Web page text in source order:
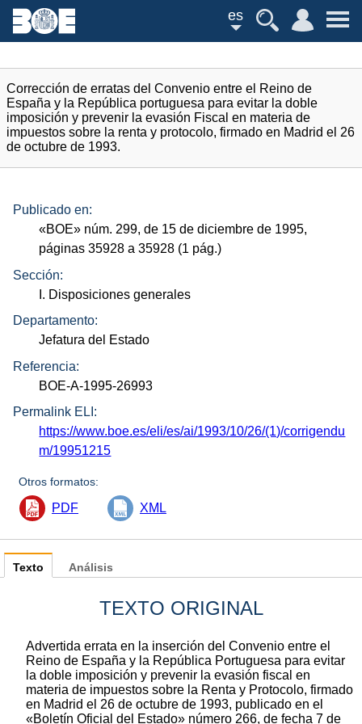
es
Corrección de erratas del Convenio entre el Reino de
España y la República portuguesa para evitar la doble
imposición y prevenir la evasión Fiscal en materia de
impuestos sobre la renta y protocolo, firmado en Madrid el 26
de octubre de 1993.
Publicado en:
«BOE» núm. 299, de 15 de diciembre de 1995,
páginas 35928 a 35928 (1 pág.)
Sección:
I. Disposiciones generales
Departamento:
Jefatura del Estado
Referencia:
BOE-A-1995-26993
Permalink ELI:
https://www.boe.es/eli/es/ai/1993/10/26/(1)/corrigendu
m/19951215
Otros formatos:
PDF XML
Texto
TEXTO ORIGINAL
Advertida errata en la inserción del Convenio entre el
Reino de España y la República Portuguesa para evitar
la doble imposición y prevenir la evasión fiscal en
materia de impuestos sobre la Renta y Protocolo, firmado
en Madrid el 26 de octubre de 1993, publicado en el
«Boletín Oficial del Estado» número 266, de fecha 7 de
Análisis